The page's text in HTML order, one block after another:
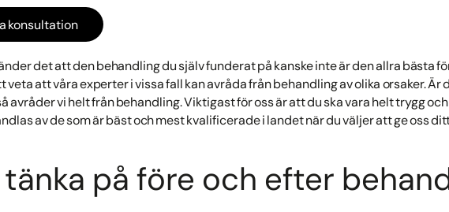
konsultation
det att den behandling du själv funderat på kanske inte är den allra bästa
veta att våra experter i vissa fall kan avråda från behandling av olika orsaker. Är
avråder vi helt från behandling. Viktigast för oss är att du ska vara helt trygg
av de som är bäst och mest kvalificerade i landet när du väljer att ge oss
på före och efter